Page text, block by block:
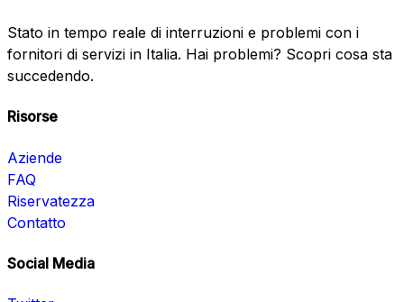
Stato in tempo reale di interruzioni e problemi con i
fornitori di servizi in Italia. Hai problemi? Scopri cosa sta
succedendo.
Risorse
Aziende
FAQ
Riservatezza
Contatto
Social Media